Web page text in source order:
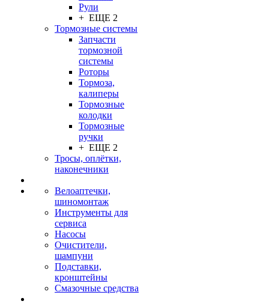
Рули
+ ЕЩЕ 2
Тормозные системы
Запчасти
тормозной
системы
Роторы
Тормоза,
калиперы
Тормозные
колодки
Тормозные
ручки
+ ЕЩЕ 2
Тросы, оплётки,
наконечники
Велоаптечки,
шиномонтаж
Инструменты для
сервиса
Насосы
Очистители,
шампуни
Подставки,
кронштейны
Смазочные средства